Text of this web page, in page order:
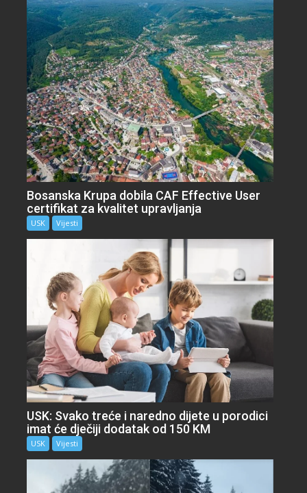
Bosanska Krupa dobila CAF Effective User
certifikat za kvalitet upravljanja
USK Vijesti
USK: Svako treće i naredno dijete u porodici
imat će dječiji dodatak od 150 KM
USK Vijesti